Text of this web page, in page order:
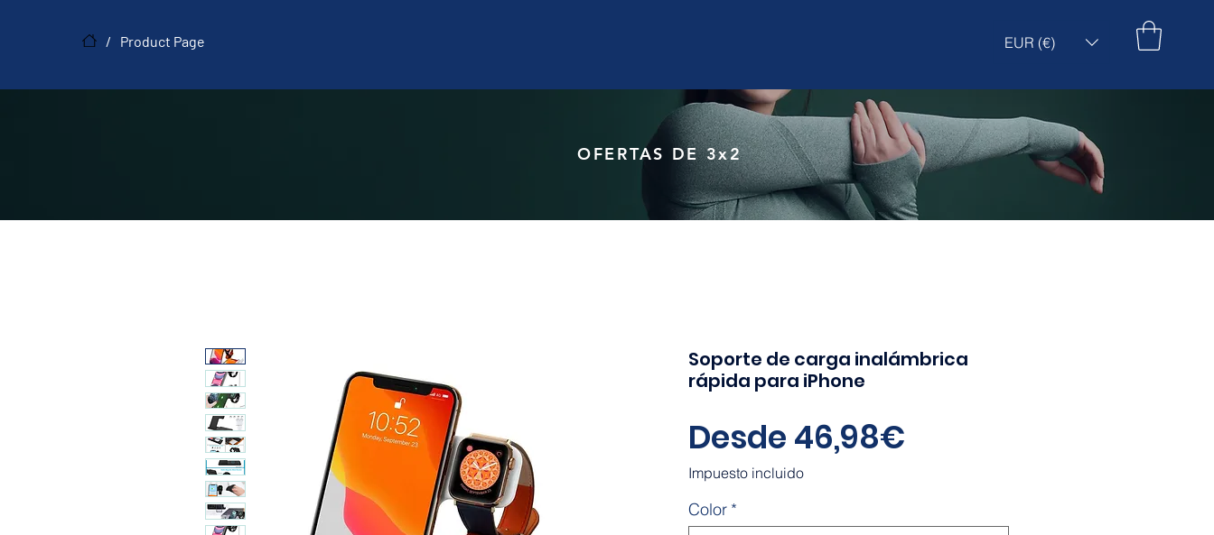
/ Product Page EUR (€)
OFERTAS DE 3x2
Soporte de carga inalámbrica
rápida para iPhone
Desde 46,98€
oferta
Impuesto incluido
Color *